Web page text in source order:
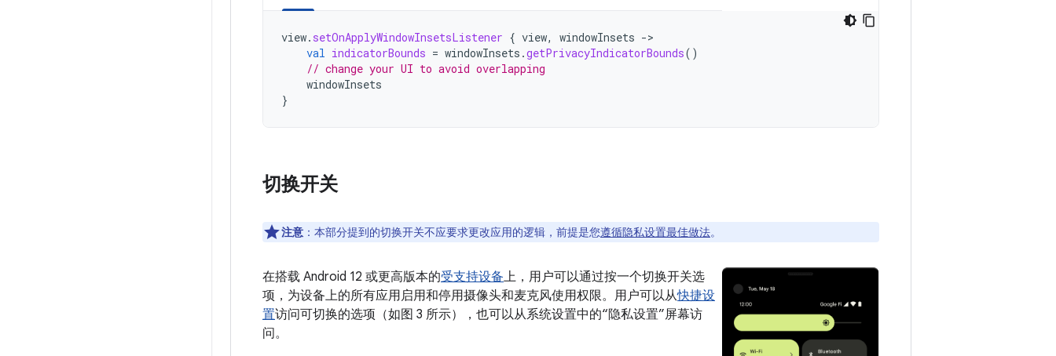
view. setOnApplyWindowInsetsListener { view, windowInsets -
val indicatorBounds = windowInsets .getPrivacyIndicatorBounds()
// change your UI to avoid overlapping
windowInsets
}
切换开关
注意 ： 本部分提到的切换开关不应要求更改应用的逻辑，前提是您遵循隐私设置最佳做法。
在搭载 Android 12 或更高版本的受支持设备上，用户可以通过按一个切换开关选
项，为设备上的所有应用启用和停用摄像头和麦克风使用权限。用户可以从快捷设
置访问可切换的选项（如图 3 所示），也可以从系统设置中的“隐私设置”屏幕访
问。